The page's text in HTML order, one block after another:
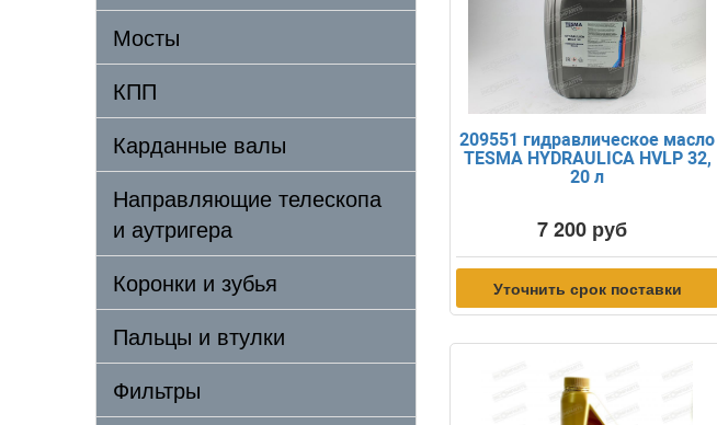
Мосты
КПП
Карданные валы
Направляющие телескопа
и аутригера
Коронки и зубья
Пальцы и втулки
Фильтры
209551 гидравлическое масло
TESMA HYDRAULICA HVLP 32,
20 л
7 200 руб
Уточнить срок поставки